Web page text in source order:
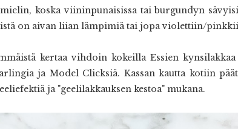
koska viininpunaisissa tai burgundyn
on aivan liian lämpimiä tai jopa violettiin/
kertaa vihdoin kokeilla Essien
ja Model Clicksiä. Kassan kautta kotiin
ja "geelilakkauksen kestoa" mukana.